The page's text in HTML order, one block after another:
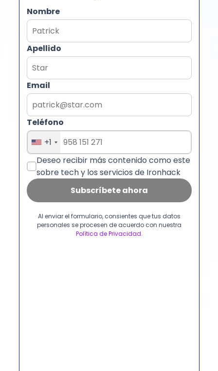
Nombre
Apellido
Email
Teléfono
+1
Deseo recibir más contenido como este
sobre tech y los servicios de Ironhack
Subscríbete ahora
Al enviar el formulario, consientes que tus datos
personales se procesen de acuerdo con nuestra
Política de Privacidad.